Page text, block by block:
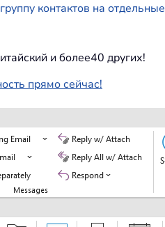
контактов на отдельные
и более40 других!
прямо сейчас!